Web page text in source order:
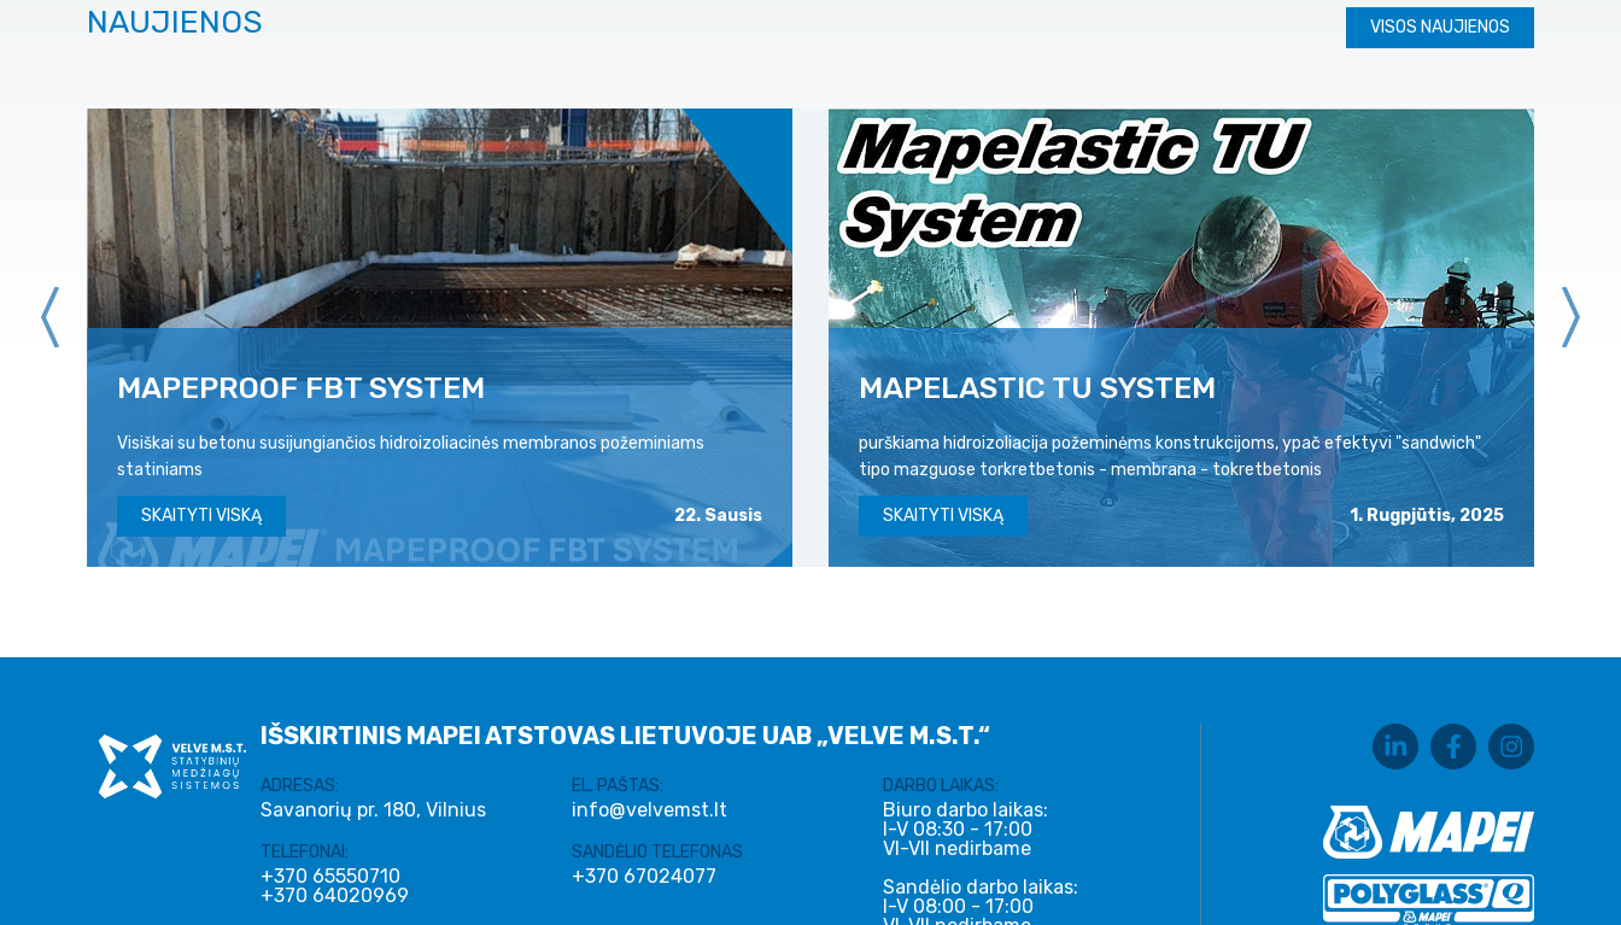
NAUJIENOS VISOS NAUJIENOS
MAPEPROOF FBT SYSTEM
Visiškai su betonu susijungiančios hidroizoliacinės membranos požeminiams
statiniams
SKAITYTI VISKĄ 22. Sausis
MAPELASTIC TU SYSTEM
purškiama hidroizoliacija požeminėms konstrukcijoms, ypač efektyvi "sandwich"
tipo mazguose torkretbetonis - membrana - tokretbetonis
SKAITYTI VISKĄ 1. Rugpjūtis, 2025
IŠSKIRTINIS MAPEI ATSTOVAS LIETUVOJE UAB „VELVE M.S.T.“
ADRESAS:
Savanorių pr. 180, Vilnius
TELEFONAI:
+370 65550710
+370 64020969
EL. PAŠTAS:
info@velvemst.lt
SANDĖLIO TELEFONAS
+370 67024077
DARBO LAIKAS:
Biuro darbo laikas:
I-V 08:30 - 17:00
VI-VII nedirbame
Sandėlio darbo laikas:
I-V 08:00 - 17:00